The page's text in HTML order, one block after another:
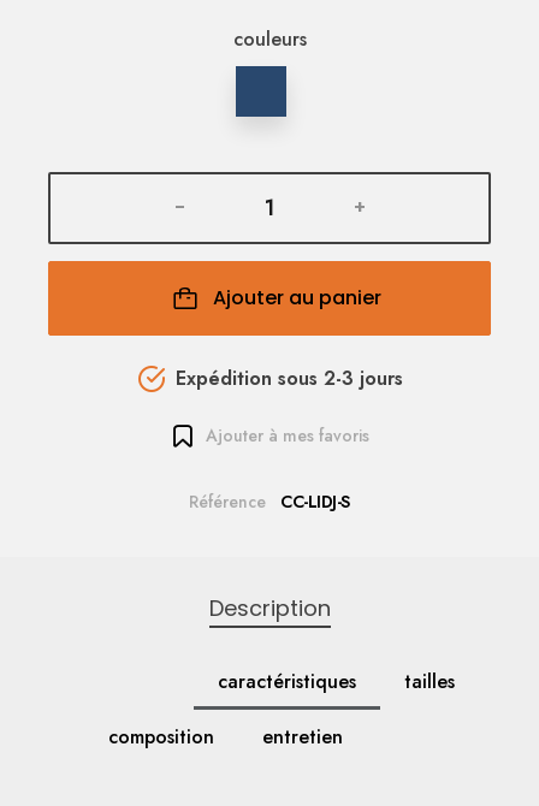
couleurs
- +
Ajouter au panier
Expédition sous 2-3 jours
Ajouter à mes favoris
Référence CC-LIDJ-S
Description
caractéristiques
tailles
composition
entretien